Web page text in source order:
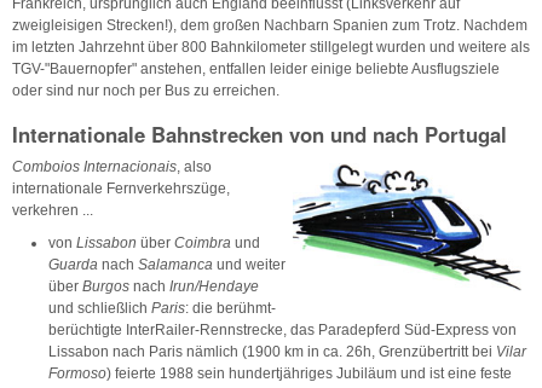
Frankreich, ursprünglich auch England beeinflusst (Linksverkehr auf
zweigleisigen Strecken!), dem großen Nachbarn Spanien zum Trotz. Nachdem
im letzten Jahrzehnt über 800 Bahnkilometer stillgelegt wurden und weitere als
TGV-"Bauernopfer" anstehen, entfallen leider einige beliebte Ausflugsziele
oder sind nur noch per Bus zu erreichen.
Internationale Bahnstrecken von und nach Portugal
Comboios Internacionais , also
internationale Fernverkehrszüge,
verkehren ...
von Lissabon über Coimbra und
Guarda nach Salamanca und weiter
über Burgos nach Irun/Hendaye
und schließlich Paris: die berühmt-
berüchtigte InterRailer-Rennstrecke, das Paradepferd Süd-Express von
Lissabon nach Paris nämlich (1900 km in ca. 26h, Grenzübertritt bei Vilar
Formoso) feierte 1988 sein hundertjähriges Jubiläum und ist eine feste